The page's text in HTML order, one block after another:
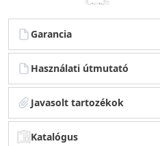
Garancia
Használati útmutató
Javasolt tartozékok
Katalógus